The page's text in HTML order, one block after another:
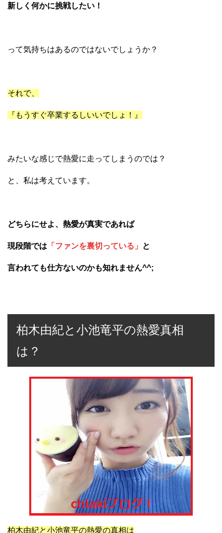
新しく何かに挑戦したい！
って気持ちはあるのではないでしょうか？
それで、
『もうすぐ卒業するしいいでしょ！』
みたいな感じで熱愛に走ってしまうのでは？
と、私は考えています。
どちらにせよ、熱愛が真実であれば
現段階では 「ファンを裏切っている」 と
言われても仕方ないのかも知れません^^;
柏木由紀と小池竜平の熱愛真相
は？
柏木由紀と小池竜平の熱愛の真相は